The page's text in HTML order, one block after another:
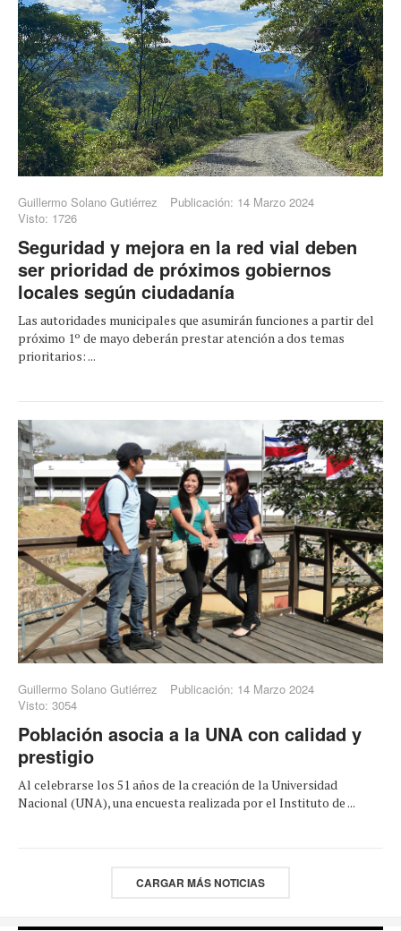
Guillermo Solano Gutiérrez
Publicación: 14 Marzo 2024
Visto: 1726
Seguridad y mejora en la red vial deben
ser prioridad de próximos gobiernos
locales según ciudadanía
Las autoridades municipales que asumirán funciones a partir del
próximo 1º de mayo deberán prestar atención a dos temas
prioritarios: ...
Guillermo Solano Gutiérrez
Publicación: 14 Marzo 2024
Visto: 3054
Población asocia a la UNA con calidad y
prestigio
Al celebrarse los 51 años de la creación de la Universidad
Nacional (UNA), una encuesta realizada por el Instituto de ...
CARGAR MÁS NOTICIAS